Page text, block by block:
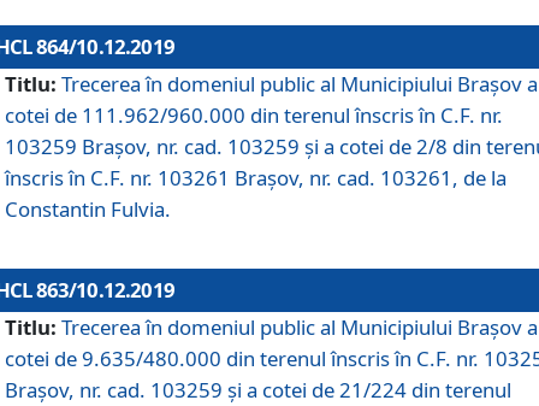
864/10.12.2019
Titlu: Trecerea în domeniul public al Municipiului Braşov a
cotei de 111.962/960.000 din terenul înscris în C.F. nr.
103259 Brașov, nr. cad. 103259 și a cotei de 2/8 din
înscris în C.F. nr. 103261 Brașov, nr. cad. 103261, de la
Constantin Fulvia.
863/10.12.2019
Titlu: Trecerea în domeniul public al Municipiului Braşov a
cotei de 9.635/480.000 din terenul înscris în C.F. nr.
Brașov, nr. cad. 103259 și a cotei de 21/224 din terenul